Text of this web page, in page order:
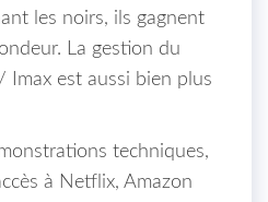
les noirs, ils gagnent
La gestion du
est aussi bien plus
techniques,
à Netflix, Amazon